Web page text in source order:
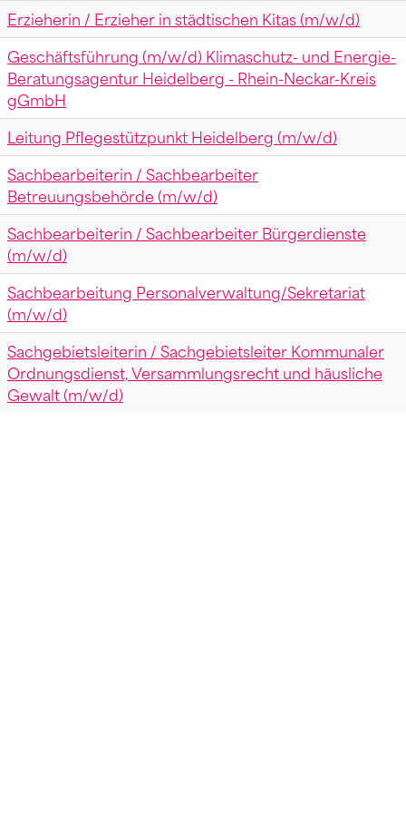
Erzieherin / Erzieher in städtischen Kitas (m/w/d)
Geschäftsführung (m/w/d) Klimaschutz- und Energie-
Beratungsagentur Heidelberg - Rhein-Neckar-Kreis
gGmbH
Leitung Pflegestützpunkt Heidelberg (m/w/d)
Sachbearbeiterin / Sachbearbeiter
Betreuungsbehörde (m/w/d)
Sachbearbeiterin / Sachbearbeiter Bürgerdienste
(m/w/d)
Sachbearbeitung Personalverwaltung/Sekretariat
(m/w/d)
Sachgebietsleiterin / Sachgebietsleiter Kommunaler
Ordnungsdienst, Versammlungsrecht und häusliche
Gewalt (m/w/d)